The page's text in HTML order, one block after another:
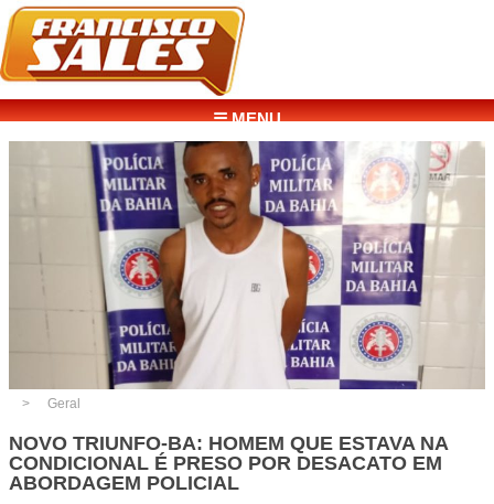
☰ MENU
Geral
NOVO TRIUNFO-BA: HOMEM QUE ESTAVA NA
CONDICIONAL É PRESO POR DESACATO EM
ABORDAGEM POLICIAL